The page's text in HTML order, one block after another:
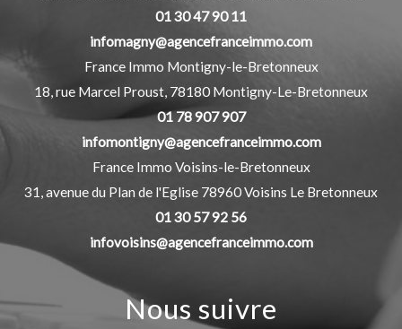
01 30 47 90 11
infomagny@agencefranceimmo.com
France Immo Montigny-le-Bretonneux
18, rue Marcel Proust, 78180 Montigny-Le-Bretonneux
01 78 907 907
infomontigny@agencefranceimmo.com
France Immo Voisins-le-Bretonneux
31, avenue du Plan de l'Eglise 78960Voisins Le Bretonneux
01 30 57 92 56
infovoisins@agencefranceimmo.com
Nous suivre